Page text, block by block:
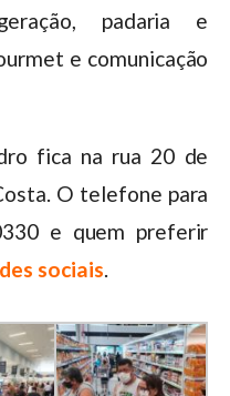
padaria e
e comunicação
fica na rua 20 de
O telefone para
e quem preferir
sociais.